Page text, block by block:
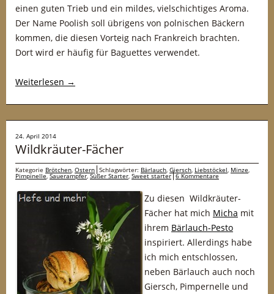
einen guten Trieb und ein mildes, vielschichtiges Aroma.
Der Name Poolish soll übrigens von polnischen Bäckern
kommen, die diesen Vorteig nach Frankreich brachten.
Dort wird er häufig für Baguettes verwendet.
Weiterlesen →
24. April 2014
Wildkräuter-Fächer
Kategorie Brötchen, Ostern Schlagwörter: Bärlauch, Giersch, Liebstöckel, Minze,
Pimpinelle,Sauerampfer,Süßer Starter, Sweet starter 6 Kommentare
Zu diesen Wildkräuter-
Fächer hat mich Micha mit
ihrem Bärlauch-Pesto
inspiriert. Allerdings habe
ich mich entschlossen,
neben Bärlauch auch noch
Giersch, Pimpernelle und